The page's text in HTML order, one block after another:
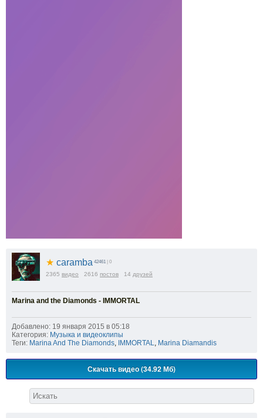
★ caramba 42461 | 0
2365 видео 2616 постов 14 друзей
Marina and the Diamonds - IMMORTAL
Добавлено: 19 января 2015 в 05:18
Категория: Музыка и видеоклипы
Теги: Marina And The Diamonds, IMMORTAL, Marina Diamandis
Скачать видео (34.92 Мб)